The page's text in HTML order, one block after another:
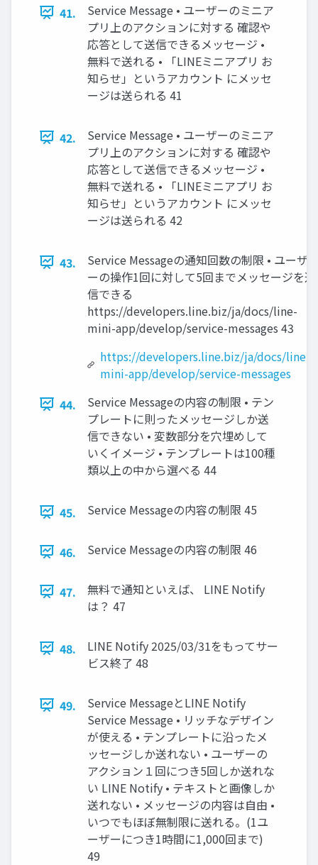
41.
Service Message • ユーザーのミニア
プリ上のアクションに対する 確認や
応答として送信できるメッセージ •
無料で送れる • 「LINEミニアプリ お
知らせ」というアカウント にメッセ
ージは送られる 41
42.
Service Message • ユーザーのミニア
プリ上のアクションに対する 確認や
応答として送信できるメッセージ •
無料で送れる • 「LINEミニアプリ お
知らせ」というアカウント にメッセ
ージは送られる 42
43.
Service Messageの通知回数の制限 • ユーザ
ーの操作1回に対して5回までメッセージを送
信できる
https://developers.line.biz/ja/docs/line-
mini-app/develop/service-messages 43
https://developers.line.biz/ja/docs/line-
mini-app/develop/service-messages
44.
Service Messageの内容の制限 • テン
プレートに則ったメッセージしか送
信できない • 変数部分を穴埋めして
いくイメージ • テンプレートは100種
類以上の中から選べる 44
45. Service Messageの内容の制限 45
46. Service Messageの内容の制限 46
47.
無料で通知といえば、 LINE Notify
は？ 47
48.
LINE Notify 2025/03/31をもってサー
ビス終了 48
49.
Service MessageとLINE Notify
Service Message • リッチなデザイン
が使える • テンプレートに沿ったメ
ッセージしか送れない • ユーザーの
アクション１回につき5回しか送れな
い LINE Notify • テキストと画像しか
送れない • メッセージの内容は自由 •
いつでもほぼ無制限に送れる。(1ユ
ーザーにつき1時間に1,000回まで)
49